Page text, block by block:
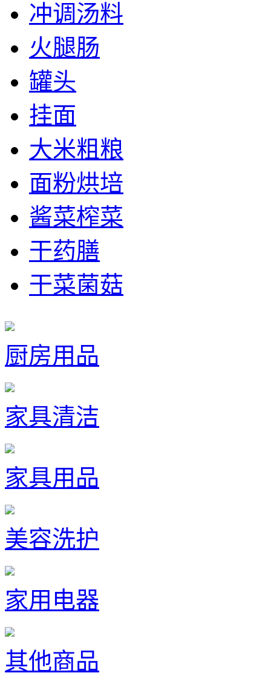
冲调汤料
火腿肠
罐头
挂面
大米粗粮
面粉烘培
酱菜榨菜
干药膳
干菜菌菇
厨房用品
家具清洁
家具用品
美容洗护
家用电器
其他商品